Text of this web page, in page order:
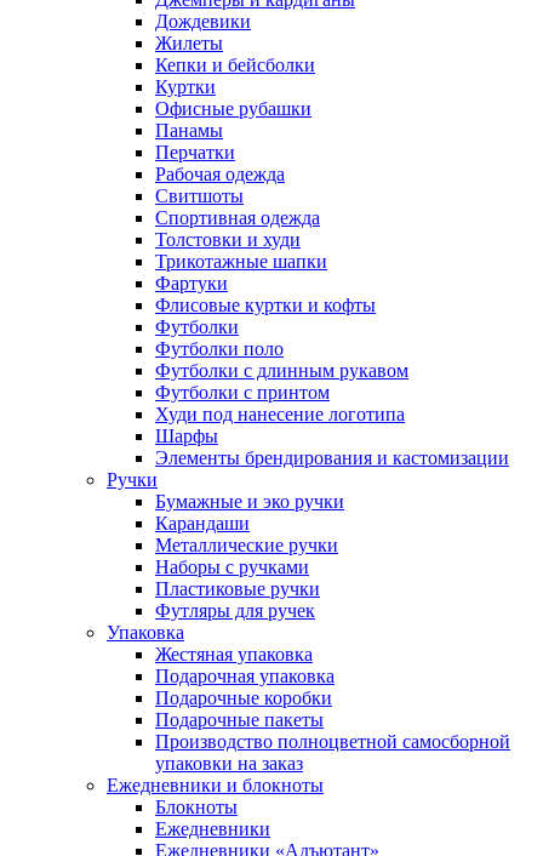
Дождевики
Жилеты
Кепки и бейсболки
Куртки
Офисные рубашки
Панамы
Перчатки
Рабочая одежда
Свитшоты
Спортивная одежда
Толстовки и худи
Трикотажные шапки
Фартуки
Флисовые куртки и кофты
Футболки
Футболки поло
Футболки с длинным рукавом
Футболки с принтом
Худи под нанесение логотипа
Шарфы
Элементы брендирования и кастомизации
Ручки
Бумажные и эко ручки
Карандаши
Металлические ручки
Наборы с ручками
Пластиковые ручки
Футляры для ручек
Упаковка
Жестяная упаковка
Подарочная упаковка
Подарочные коробки
Подарочные пакеты
Производство полноцветной самосборной
упаковки на заказ
Ежедневники и блокноты
Блокноты
Ежедневники
Ежедневники «Адъютант»